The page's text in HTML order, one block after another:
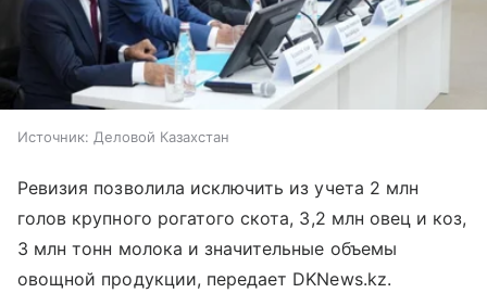
Источник: Деловой Казахстан
Ревизия позволила исключить из учета 2 млн
голов крупного рогатого скота, 3,2 млн овец и коз,
3 млн тонн молока и значительные объемы
овощной продукции, передает DKNews.kz.